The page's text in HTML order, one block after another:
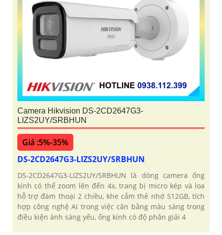
Camera Hikvision DS-2CD2647G3-
LIZS2UY/SRBHUN
Giá :5%-35%
DS-2CD2647G3-LIZS2UY/SRBHUN
DS-2CD2647G3-LIZS2UY/SRBHUN là dòng camera ống
kính có thể zoom lên đến 4x, trang bị micro kép và loa
hỗ trợ đàm thoại 2 chiều, khe cắm thẻ nhớ 512GB, tích
hợp công nghệ AI trong việc cân bằng màu sáng trong
điều kiện ánh sáng yếu, ống kính có độ phân giải 4